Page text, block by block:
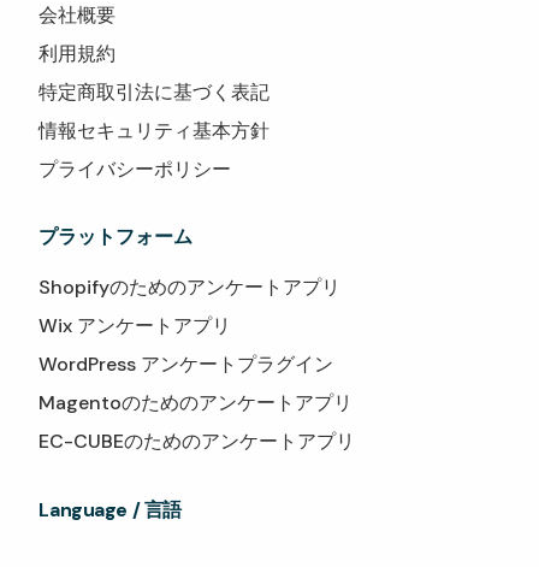
会社概要
利用規約
特定商取引法に基づく表記
情報セキュリティ基本方針
プライバシーポリシー
プラットフォーム
Shopifyのためのアンケートアプリ
Wix アンケートアプリ
WordPress アンケートプラグイン
Magentoのためのアンケートアプリ
EC-CUBEのためのアンケートアプリ
Language / 言語